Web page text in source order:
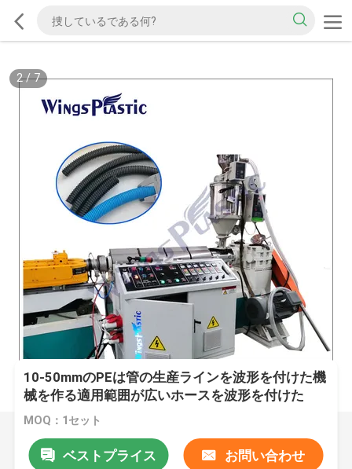
2/7
10-50mmのPEは管の生産ラインを波形を付けた機
械を作る適用範囲が広いホースを波形を付けた
MOQ：1セット
ベストプライス お問い合わせ